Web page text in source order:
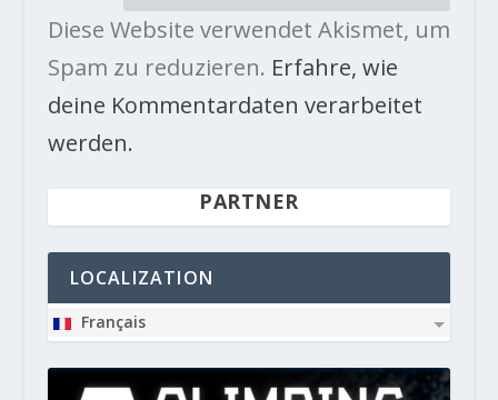
Diese Website verwendet Akismet, um
Spam zu reduzieren. Erfahre, wie
deine Kommentardaten verarbeitet
werden.
PARTNER
LOCALIZATION
Français